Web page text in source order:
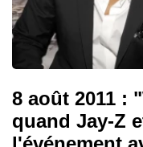
8 août 2011 :
quand Jay-Z